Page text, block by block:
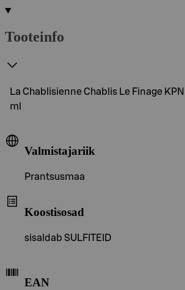
Tooteinfo
La Chablisienne Chablis Le Finage
ml
Valmistajariik
Prantsusmaa
Koostisosad
sisaldab SULFITEID
EAN